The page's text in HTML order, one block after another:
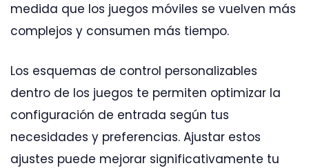
medida que los juegos móviles se vuelven más
complejos y consumen más tiempo.
Los esquemas de control personalizables
dentro de los juegos te permiten optimizar la
configuración de entrada según tus
necesidades y preferencias. Ajustar estos
ajustes puede mejorar significativamente tu